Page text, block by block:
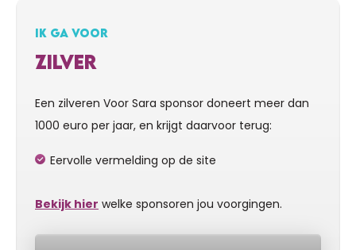
IK GA VOOR
ZILVER
Een zilveren Voor Sara sponsor doneert meer dan
1000 euro per jaar, en krijgt daarvoor terug:
Eervolle vermelding op de site
Bekijk hier welke sponsoren jou voorgingen.